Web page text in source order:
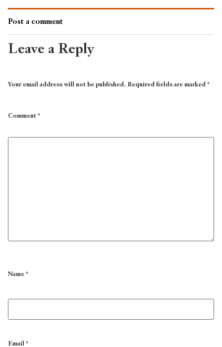
Post a comment
Leave a Reply
Your email address will not be published.Required fields are marked*
Comment*
Name*
Email*